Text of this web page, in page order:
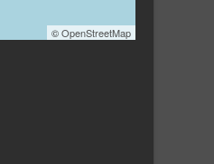
©OpenStreetMap